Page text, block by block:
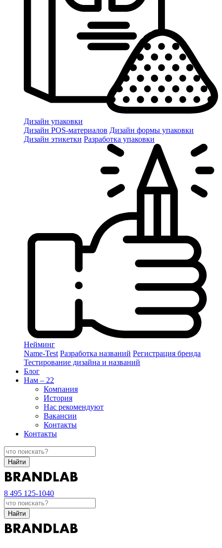
Дизайн упаковки
Дизайн POS-материалов Дизайн формы упаковки
Дизайн этикетки Разработка упаковки
Нейминг
Name-Test Разработка названий Регистрация бренда
Тестирование дизайна и названий
Блог
Нам – 22
Компания
История
Нас рекомендуют
Вакансии
Контакты
Контакты
Найти
8 495 125-1040
Найти